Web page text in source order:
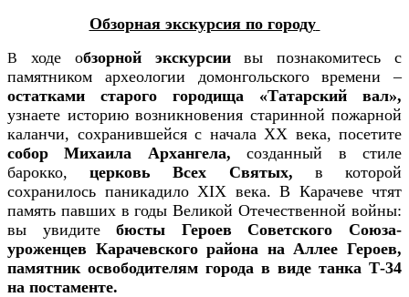
Обзорная экскурсия по городу
В ходе обзорной экскурсиивы познакомитесь с
памятником археологии домонгольского времени –
остатками старого городища «Татарский вал»,
узнаете историю возникновения старинной пожарной
каланчи, сохранившейся с начала ХХ века, посетите
собор Михаила Архангела, созданный в стиле
барокко,церковь Всех Святых, в которой
сохранилось паникадило XIX века. В Карачеве чтят
память павших в годы Великой Отечественной войны:
вы увидитебюсты Героев Советского Союза-
уроженцев Карачевского района на Аллее Героев,
памятник освободителям города в виде танка Т-34
на постаменте.